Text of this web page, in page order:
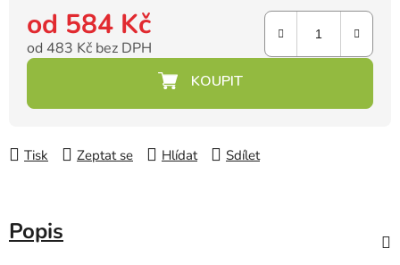
od 584 Kč
od 483 Kč bez DPH
Tisk Zeptat se Hlídat Sdílet
Popis